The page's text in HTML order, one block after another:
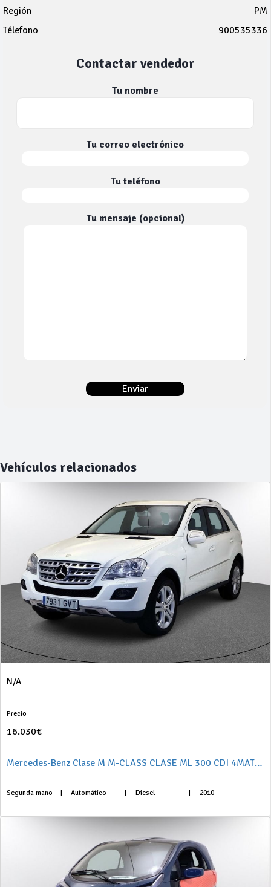
Región
PM
Télefono
900535336
Contactar vendedor
Tu nombre
Tu correo electrónico
Tu teléfono
Tu mensaje (opcional)
Vehículos relacionados
N/A
Precio
16.030€
Mercedes-Benz Clase M M-CLASS CLASE ML 300 CDI 4MATIC BE LIMITED EDITION 5P
Segunda mano Automático Diesel 2010